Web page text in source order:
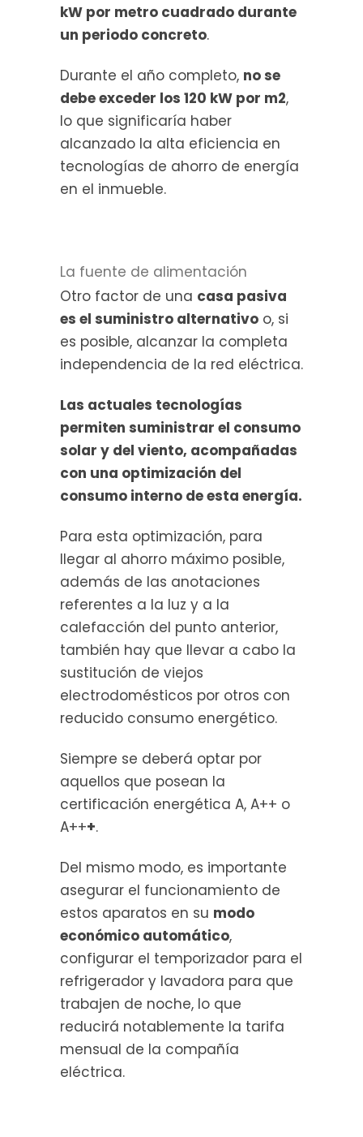
kW por metro cuadrado durante
un periodo concreto.
Durante el año completo, no se
debe exceder los 120 kW por m2,
lo que significaría haber
alcanzado la alta eficiencia en
tecnologías de ahorro de energía
en el inmueble.
La fuente de alimentación
Otro factor de una casa pasiva
es el suministro alternativo o, si
es posible, alcanzar la completa
independencia de la red eléctrica.
Las actuales tecnologías
permiten suministrar el consumo
solar y del viento, acompañadas
con una optimización del
consumo interno de esta energía.
Para esta optimización, para
llegar al ahorro máximo posible,
además de las anotaciones
referentes a la luz y a la
calefacción del punto anterior,
también hay que llevar a cabo la
sustitución de viejos
electrodomésticos por otros con
reducido consumo energético.
Siempre se deberá optar por
aquellos que posean la
certificación energética A, A++ o
A+++.
Del mismo modo, es importante
asegurar el funcionamiento de
estos aparatos en su modo
económico automático,
configurar el temporizador para el
refrigerador y lavadora para que
trabajen de noche, lo que
reducirá notablemente la tarifa
mensual de la compañía
eléctrica.